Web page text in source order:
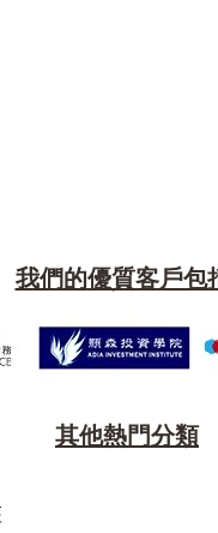
我們的優質客戶包
其他熱門分類